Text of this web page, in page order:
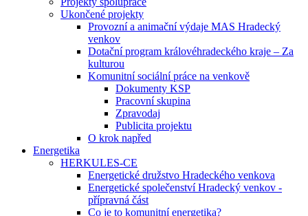
Ukončené projekty
Provozní a animační výdaje MAS Hradecký
venkov
Dotační program královéhradeckého kraje – Za
kulturou
Komunitní sociální práce na venkově
Dokumenty KSP
Pracovní skupina
Zpravodaj
Publicita projektu
O krok napřed
Energetika
HERKULES-CE
Energetické družstvo Hradeckého venkova
Energetické společenství Hradecký venkov -
přípravná část
Co je to komunitní energetika?